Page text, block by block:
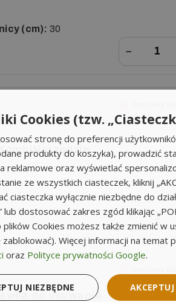
(cm): 30
−
−
do usuwania
Cookies (tzw.
stronę do preferencji
produkty do koszyka), prowadzić
reklamowe oraz wyświetlać
ze wszystkich ciasteczek, kliknij
ciasteczka wyłącznie niezbędne do
lub dostosować zakres zgód klikając
Cookies możesz także zmienić w
Więcej informacji na temat
oraz Polityce prywatności Google.
NIEZBĘDNE